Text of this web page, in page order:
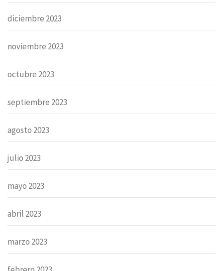
diciembre 2023
noviembre 2023
octubre 2023
septiembre 2023
agosto 2023
julio 2023
mayo 2023
abril 2023
marzo 2023